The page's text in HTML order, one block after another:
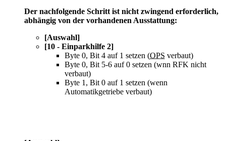
Der nachfolgende Schritt ist nicht zwingend erforderlich,
abhängig von der vorhandenen Ausstattung:
[Auswahl]
[10 - Einparkhilfe 2]
Byte 0, Bit 4 auf 1 setzen (OPS verbaut)
Byte 0, Bit 5-6 auf 0 setzen (wnn RFK nicht
verbaut)
Byte 1, Bit 0 auf 1 setzen (wenn
Automatikgetriebe verbaut)